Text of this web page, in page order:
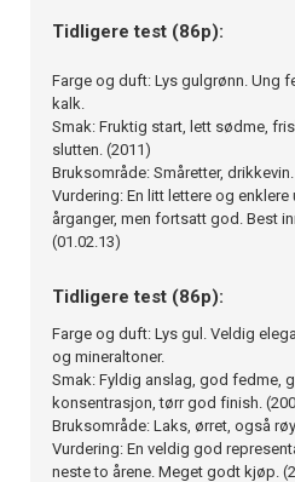
Tidligere test (86p):
Farge og duft: Lys gulgrønn. Ung
kalk.
Smak: Fruktig start, lett sødme,
slutten. (2011)
Bruksområde: Småretter, drikkevin.
Vurdering: En litt lettere og
årganger, men fortsatt god. Best
(01.02.13)
Tidligere test (86p):
Farge og duft: Lys gul. Veldig
og mineraltoner.
Smak: Fyldig anslag, god fedme,
konsentrasjon, tørr god finish.
Bruksområde: Laks, ørret, også
Vurdering: En veldig god
neste to årene. Meget godt kjøp.